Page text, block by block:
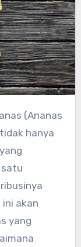
(Ananas
hanya
akan
yang